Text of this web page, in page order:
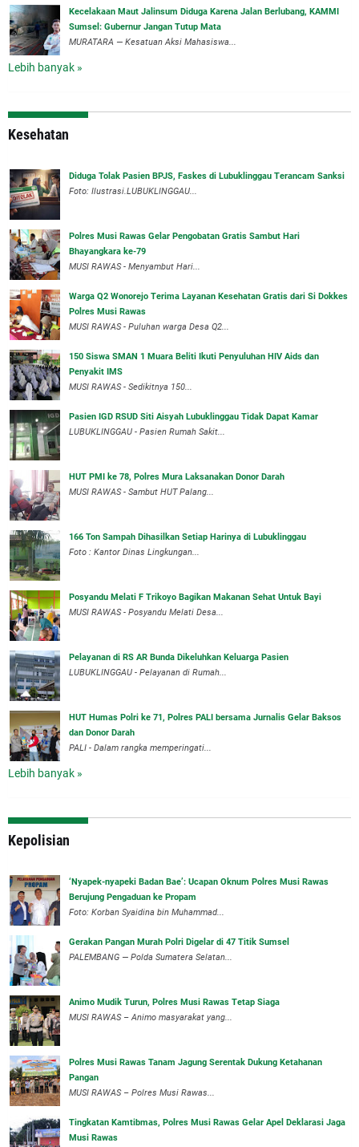
‎Kecelakaan Maut Jalinsum Diduga Karena Jalan Berlubang, KAMMI
Sumsel: Gubernur Jangan Tutup Mata
‎MURATARA — Kesatuan Aksi Mahasiswa...
Lebih banyak »
Kesehatan
Diduga Tolak Pasien BPJS, Faskes di Lubuklinggau Terancam Sanksi
Foto: Ilustrasi.LUBUKLINGGAU...
Polres Musi Rawas Gelar Pengobatan Gratis Sambut Hari
Bhayangkara ke-79
MUSI RAWAS - Menyambut Hari...
Warga Q2 Wonorejo Terima Layanan Kesehatan Gratis dari Si Dokkes
Polres Musi Rawas
MUSI RAWAS - Puluhan warga Desa Q2...
150 Siswa SMAN 1 Muara Beliti Ikuti Penyuluhan HIV Aids dan
Penyakit IMS
MUSI RAWAS - Sedikitnya 150...
Pasien IGD RSUD Siti Aisyah Lubuklinggau Tidak Dapat Kamar
LUBUKLINGGAU - Pasien Rumah Sakit...
HUT PMI ke 78, Polres Mura Laksanakan Donor Darah
MUSI RAWAS - Sambut HUT Palang...
166 Ton Sampah Dihasilkan Setiap Harinya di Lubuklinggau
Foto : Kantor Dinas Lingkungan...
Posyandu Melati F Trikoyo Bagikan Makanan Sehat Untuk Bayi
MUSI RAWAS - Posyandu Melati Desa...
Pelayanan di RS AR Bunda Dikeluhkan Keluarga Pasien
LUBUKLINGGAU - Pelayanan di Rumah...
HUT Humas Polri ke 71, Polres PALI bersama Jurnalis Gelar Baksos
dan Donor Darah
PALI - Dalam rangka memperingati...
Lebih banyak »
Kepolisian
‘Nyapek-nyapeki Badan Bae’: Ucapan Oknum Polres Musi Rawas
Berujung Pengaduan ke Propam
Foto: Korban Syaidina bin Muhammad...
Gerakan Pangan Murah Polri Digelar di 47 Titik Sumsel
PALEMBANG — Polda Sumatera Selatan...
Animo Mudik Turun, Polres Musi Rawas Tetap Siaga
MUSI RAWAS – Animo masyarakat yang...
Polres Musi Rawas Tanam Jagung Serentak Dukung Ketahanan
Pangan
MUSI RAWAS – Polres Musi Rawas...
Tingkatan Kamtibmas, Polres Musi Rawas Gelar Apel Deklarasi Jaga
Musi Rawas